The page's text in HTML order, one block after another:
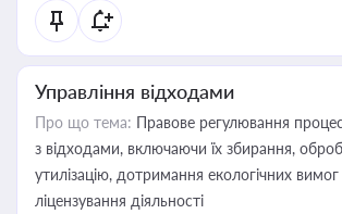
Управління відходами
Про що тема: Правове регулювання
з відходами, включаючи їх збирання,
утилізацію, дотримання екологічних вимог
ліцензування діяльності